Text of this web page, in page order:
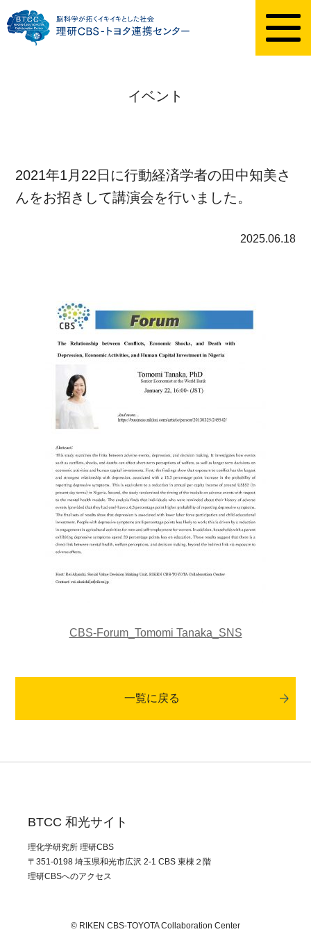
イベント
2021年1月22日に行動経済学者の田中知美さ
んをお招きして講演会を行いました。
2025.06.18
CBS-Forum_Tomomi Tanaka_SNS
一覧に戻る
© RIKEN CBS-TOYOTA Collaboration Center
BTCC 和光サイト
理化学研究所 理研CBS
〒351-0198 埼⽟県和光市広沢 2-1 CBS 東棟２階
理研CBSへのアクセス